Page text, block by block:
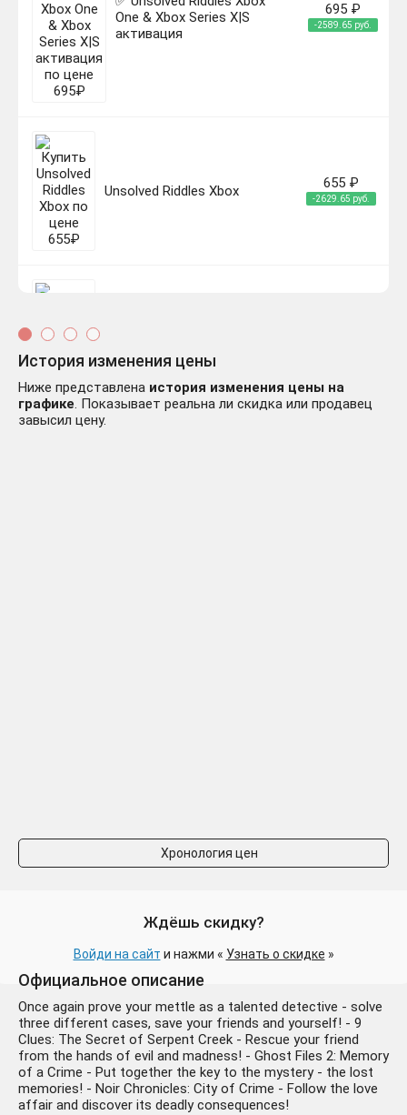
One & Xbox Series X|S
активация
695 ₽
-2589.65 руб.
Unsolved Riddles Xbox 655 ₽
-2629.65 руб.
Unsolved Riddles | XBOX | На
любой аккаунт
История изменения цены
Ниже представлена история изменения цены на
графике. Показывает реальна ли скидка или продавец
завысил цену.
Хронология цен
Ждёшь скидку?
Войди на сайт и нажми « Узнать о скидке »
Официальное описание
Once again prove your mettle as a talented detective - solve
three different cases, save your friends and yourself! - 9
Clues: The Secret of Serpent Creek - Rescue your friend
from the hands of evil and madness! - Ghost Files 2: Memory
of a Crime - Put together the key to the mystery - the lost
memories! - Noir Chronicles: City of Crime - Follow the love
affair and discover its deadly consequences!